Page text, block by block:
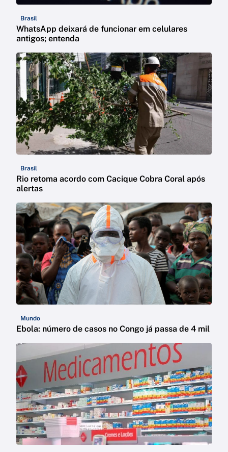
Brasil
WhatsApp deixará de funcionar em celulares
antigos; entenda
Brasil
Rio retoma acordo com Cacique Cobra Coral após
alertas
Mundo
Ebola: número de casos no Congo já passa de 4 mil